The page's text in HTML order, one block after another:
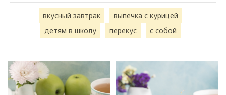
вкусный завтрак
выпечка с курицей
детям в школу
перекус с собой